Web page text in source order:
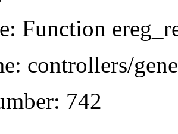
Function
controllers/
742